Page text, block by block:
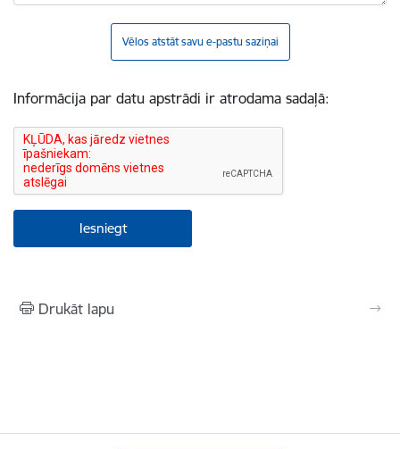
Vēlos atstāt savu e-pastu saziņai
Informācija par datu apstrādi ir atrodama sadaļā:
Drukāt lapu